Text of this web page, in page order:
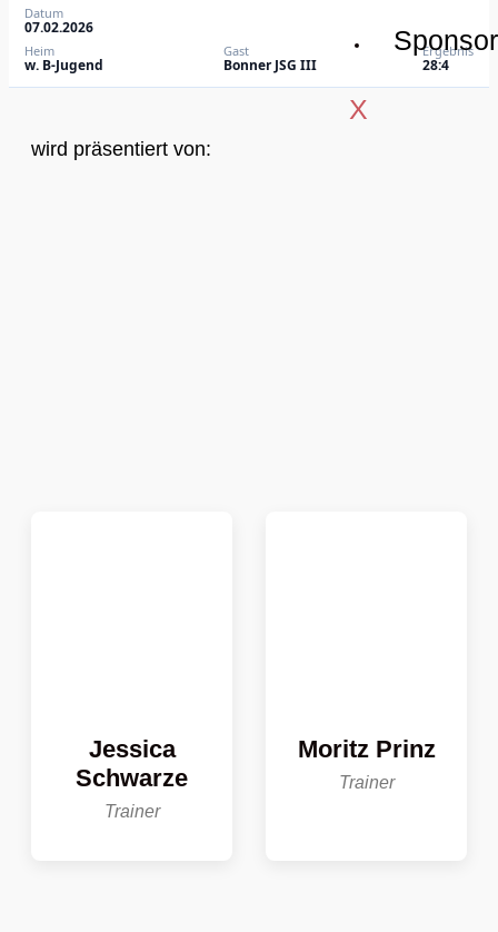
X
Datum
07.02.2026
Heim
w. B-Jugend
Gast
Bonner JSG III
Ergebnis
28:4
wird präsentiert von:
Jessica
Schwarze
Trainer
Moritz Prinz
Trainer